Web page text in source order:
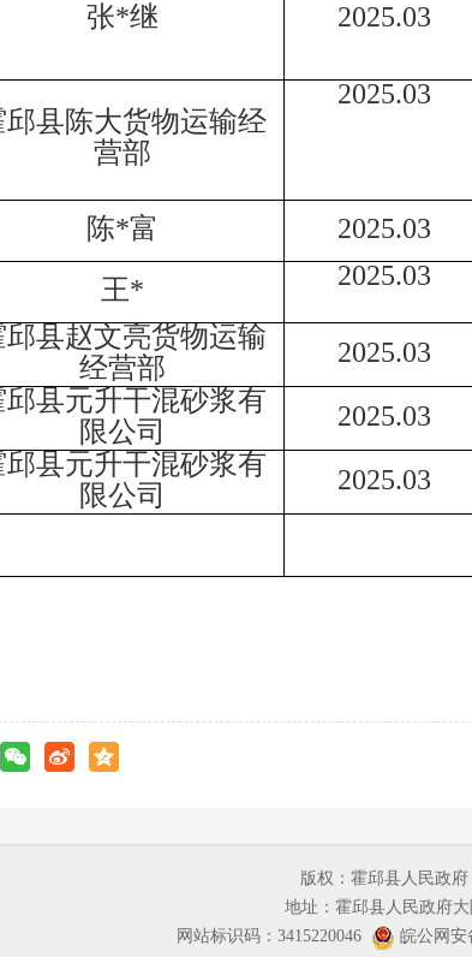
张*继 2025.03
邱县陈大货物运输经
营部
2025.03
陈*富 2025.03
王* 2025.03
邱县赵文亮货物运输
经营部
2025.03
邱县元升干混砂浆有
限公司
2025.03
邱县元升干混砂浆有
限公司
2025.03
版权：霍邱县人民政府
地址：霍邱县人民政府
网站标识码：3415220046
皖公网安